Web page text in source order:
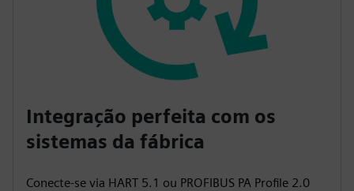
Integração perfeita com os
sistemas da fábrica
Conecte-se via HART 5.1 ou PROFIBUS PA Profile 2.0